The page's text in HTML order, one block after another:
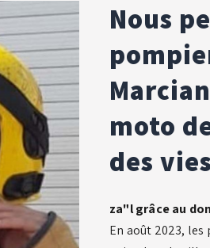
Nous
moto
des
za"lgrâce au
En août 2023, les